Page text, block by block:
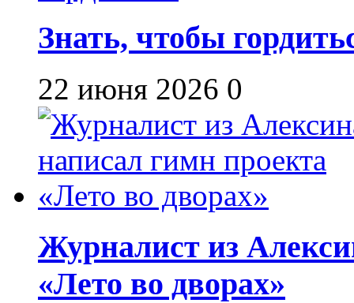
Знать, чтобы
22 июня 2026 0
Журналист из
«Лето во дворах»